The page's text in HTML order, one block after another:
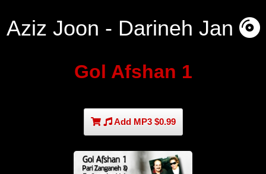
Aziz Joon - Darineh Jan
Gol Afshan 1
Add MP3 $0.99